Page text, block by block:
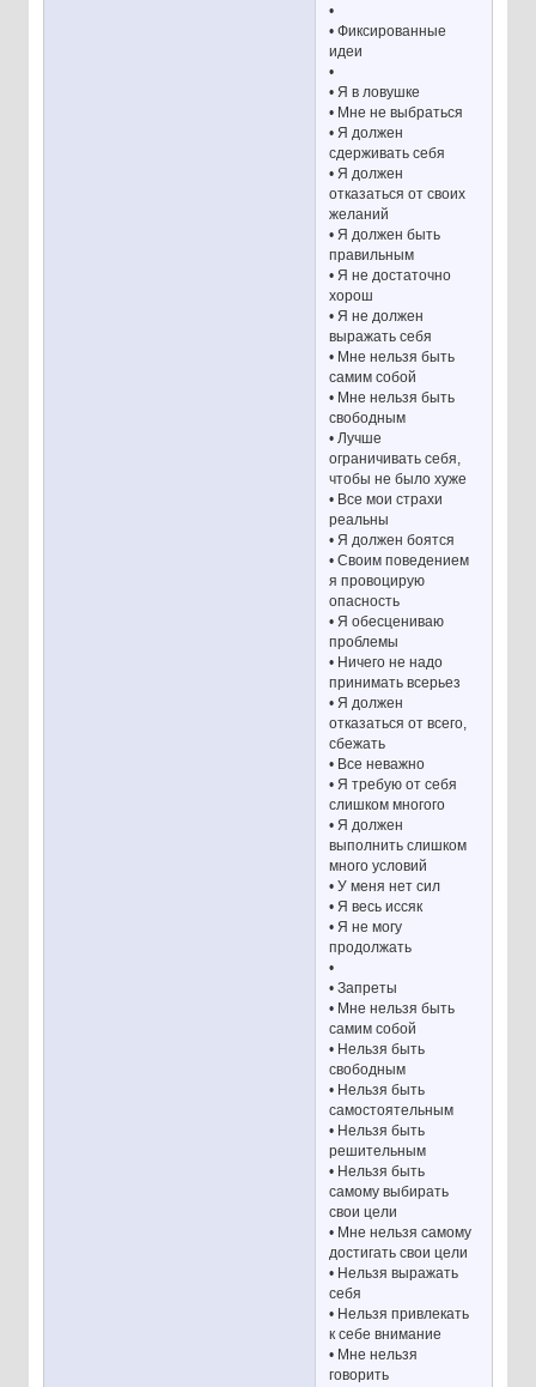
•
• Фиксированные
идеи
•
• Я в ловушке
• Мне не выбраться
• Я должен
сдерживать себя
• Я должен
отказаться от своих
желаний
• Я должен быть
правильным
• Я не достаточно
хорош
• Я не должен
выражать себя
• Мне нельзя быть
самим собой
• Мне нельзя быть
свободным
• Лучше
ограничивать себя,
чтобы не было хуже
• Все мои страхи
реальны
• Я должен боятся
• Своим поведением
я провоцирую
опасность
• Я обесцениваю
проблемы
• Ничего не надо
принимать всерьез
• Я должен
отказаться от всего,
сбежать
• Все неважно
• Я требую от себя
слишком многого
• Я должен
выполнить слишком
много условий
• У меня нет сил
• Я весь иссяк
• Я не могу
продолжать
•
• Запреты
• Мне нельзя быть
самим собой
• Нельзя быть
свободным
• Нельзя быть
самостоятельным
• Нельзя быть
решительным
• Нельзя быть
самому выбирать
свои цели
• Мне нельзя самому
достигать свои цели
• Нельзя выражать
себя
• Нельзя привлекать
к себе внимание
• Мне нельзя
говорить